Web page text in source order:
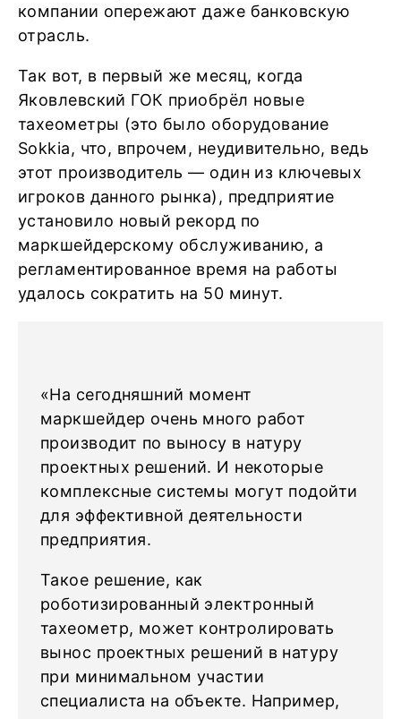
компании опережают даже банковскую
отрасль.
Так вот, в первый же месяц, когда
Яковлевский ГОК приобрёл новые
тахеометры (это было оборудование
Sokkia, что, впрочем, неудивительно, ведь
этот производитель — один из ключевых
игроков данного рынка), предприятие
установило новый рекорд по
маркшейдерскому обслуживанию, а
регламентированное время на работы
удалось сократить на 50 минут.
«На сегодняшний момент
маркшейдер очень много работ
производит по выносу в натуру
проектных решений. И некоторые
комплексные системы могут подойти
для эффективной деятельности
предприятия.
Такое решение, как
роботизированный электронный
тахеометр, может контролировать
вынос проектных решений в натуру
при минимальном участии
специалиста на объекте. Например,